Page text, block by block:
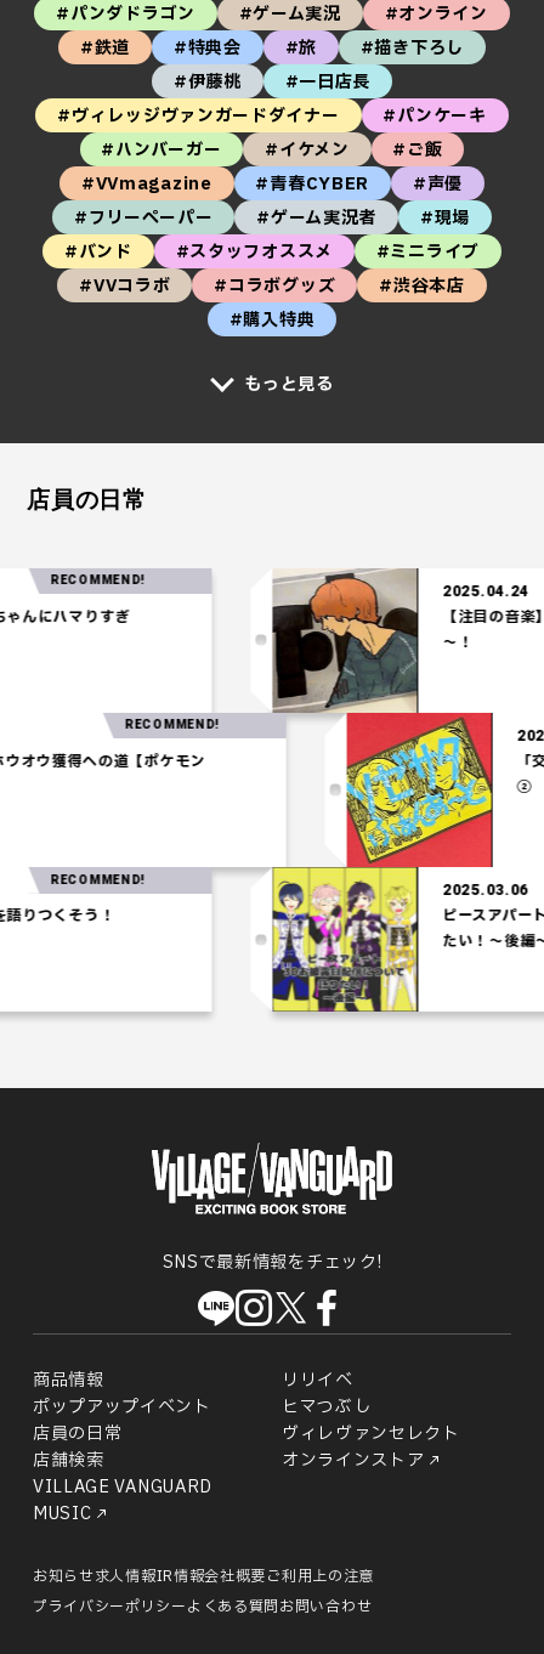
#パンダドラゴン
#ゲーム実況
#オンライン
#鉄道
#特典会 #旅
#描き下ろし
#伊藤桃
#一日店長
#ヴィレッジヴァンガードダイナー
#パンケーキ
#ハンバーガー
#イケメン
#ご飯
#VVmagazine
#青春CYBER
#声優
#フリーペーパー
#ゲーム実況者
#現場
#バンド
#スタッフオススメ
#ミニライブ
#VVコラボ
#コラボグッズ
#渋谷本店
#購入特典
もっと見る
店員の日常
ハマりすぎ
RECOMMEND!
2025.04.24
【注目の音楽】「
～！
】ホウオウ獲得への道【ポケモン
RECOMMEND!
くそう！
RECOMMEND!
2025.03.06
ピースアパート3D
たい！～後編～
SNSで最新情報をチェック!
商品情報
リリイベ
ポップアップイベント
ヒマつぶし
店員の日常
ヴィレヴァンセレクト
店舗検索
オンラインストア
VILLAGE VANGUARD
MUSIC
お知らせ求人情報IR情報会社概要ご利用上の注意
プライバシーポリシーよくある質問お問い合わせ